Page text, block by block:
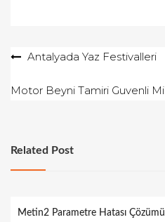
YazıAntalyada Yaz Festivalleri
Motor Beyni Tamiri Guvenli Mi
Related Post
Metin2 Parametre Hatası Çözümü